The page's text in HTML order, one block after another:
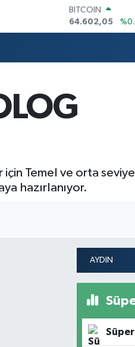
DOLAR
47,5986
%0.06
EURO
6513.94
BİST100
13.768
Temel ve orta
hazırlanıyor.